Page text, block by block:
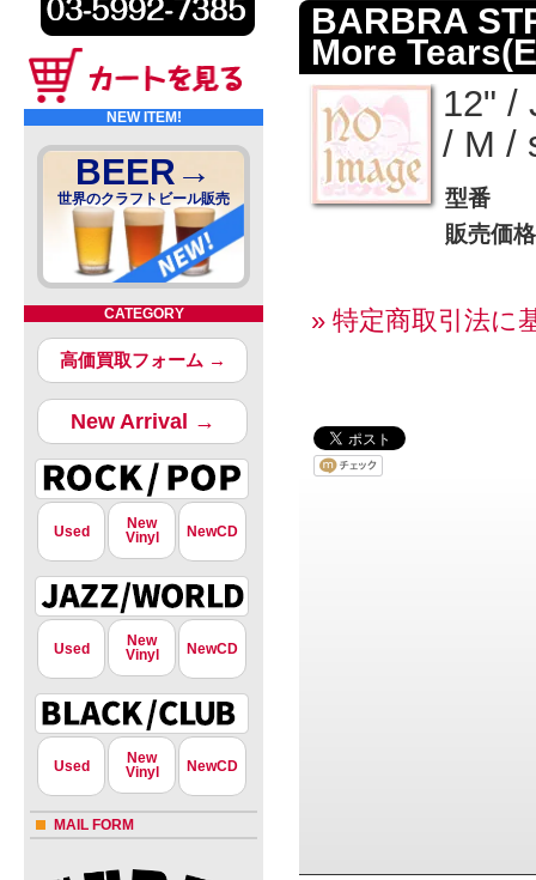
NEW ITEM!
BEER→
世界のクラフトビール販売
CATEGORY
高価買取フォーム →
New Arrival →
Used
New
Vinyl
NewCD
Used
New
Vinyl
NewCD
Used
New
Vinyl
NewCD
MAIL FORM
BARBRA
More
12" /
/ M /
型番
販売価格
» 特定商取引法に